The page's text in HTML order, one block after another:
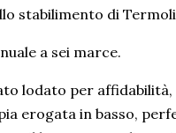
stabilimento di
a sei marce.
lodato per affidabilità,
erogata in basso,